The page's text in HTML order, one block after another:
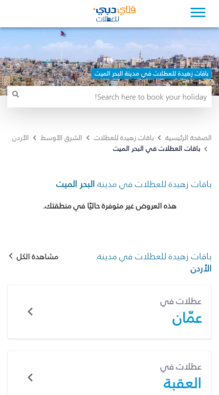
باقات زهيدة للعطلات في مدينة البحر الميت
الصفحة الرئيسية باقات زهيدة للعطلات الشرق الأوسط
الأردن
باقات العطلات في البحر الميت
باقات زهيدة للعطلات في مدينة البحر الميت
هذه العروض غير متوفرة حاليًا في منطقتك.
باقات زهيدة للعطلات في مدينة
الأردن
مشاهدة الكل
عطلات في
عمّان
عطلات في
العقبة